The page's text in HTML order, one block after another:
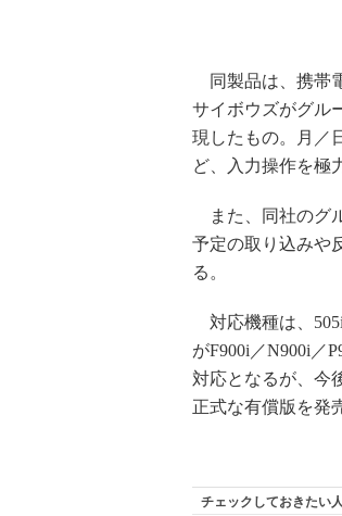
同製品は、携帯
サイボウズがグル
現したもの。月／
ど、入力操作を極
また、同社のグ
予定の取り込みや
る。
対応機種は、
がF900i／N900i／
対応となるが、今
正式な有償版を発
チェックしておきたい